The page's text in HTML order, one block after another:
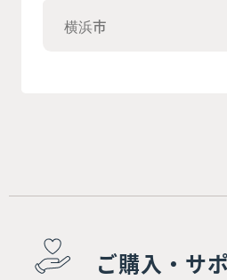
ご購入・サ